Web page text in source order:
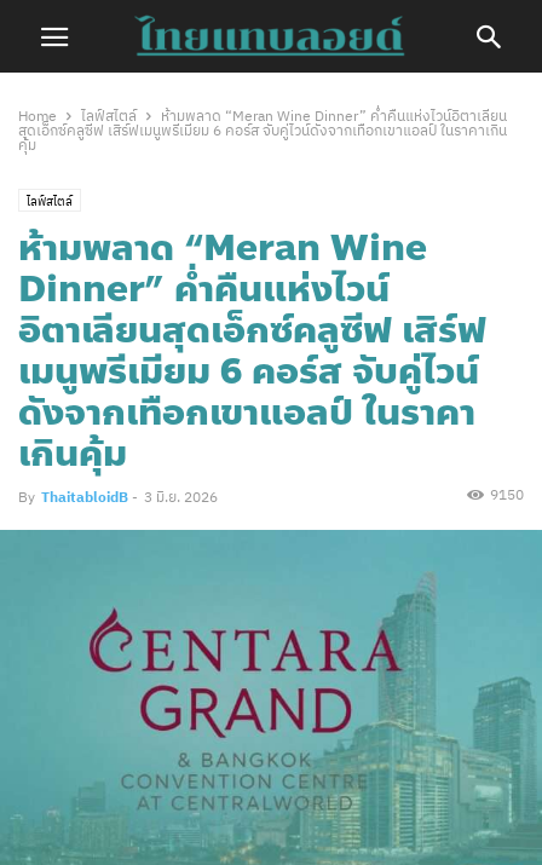
Home ไลฟ์สไตล์
ห้ามพลาด “Meran Wine Dinner” ค่ำคืนแห่งไวน์อิตาเลียน
สุดเอ็กซ์คลูซีฟ เสิร์ฟเมนูพรีเมียม 6 คอร์ส จับคู่ไวน์ดังจากเทือกเขาแอลป์ ในราคาเกิน
คุ้ม
ไลฟ์สไตล์
ห้ามพลาด “Meran Wine
Dinner” ค่ำคืนแห่งไวน์
อิตาเลียนสุดเอ็กซ์คลูซีฟ เสิร์ฟ
เมนูพรีเมียม 6 คอร์ส จับคู่ไวน์
ดังจากเทือกเขาแอลป์ ในราคา
เกินคุ้ม
By ThaitabloidB - 3 มิ.ย. 2026 9150